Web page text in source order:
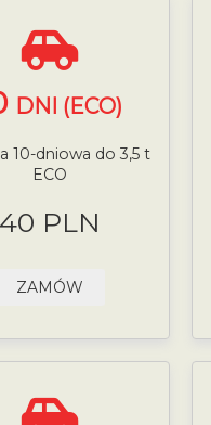
DNI (ECO)
10-dniowa do 3,5 t
ECO
40 PLN
ZAMÓW